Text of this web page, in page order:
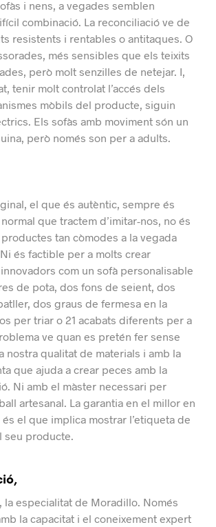
i nens, a vegades semblen
combinació. La reconciliació ve de
resistents i rentables o antitaques. O
més sensibles que els teixits
però molt senzilles de netejar. I,
tenir molt controlat l’accés dels
mòbils del producte, siguin
Els sofàs amb moviment són un
però només son per a adults.
el que és autèntic, sempre és
que tractem d’imitar-nos, no és
tan còmodes a la vegada
Ni és factible per a molts crear
com un sofà personalisable
de pota, dos fons de seient, dos
dos graus de fermesa en la
per triar o 21 acabats diferents per a
ve quan es pretén fer sense
nostra qualitat de materials i amb la
que ajuda a crear peces amb la
Ni amb el màster necessari per
artesanal. La garantia en el millor en
el que implica mostrar l’etiqueta de
seu producte.
la especialitat de Moradillo. Només
la capacitat i el coneixement expert